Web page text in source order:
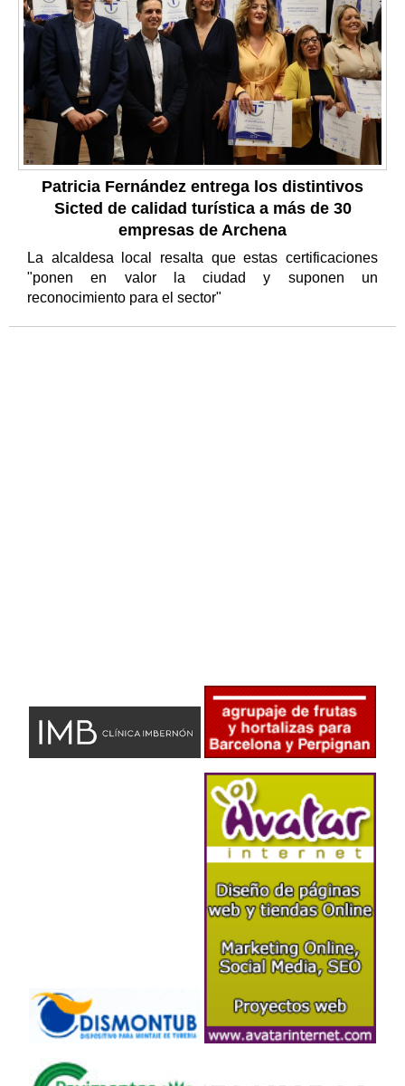
Patricia Fernández entrega los distintivos
Sicted de calidad turística a más de 30
empresas de Archena
La alcaldesa local resalta que estas certificaciones
"ponen en valor la ciudad y suponen un
reconocimiento para el sector"